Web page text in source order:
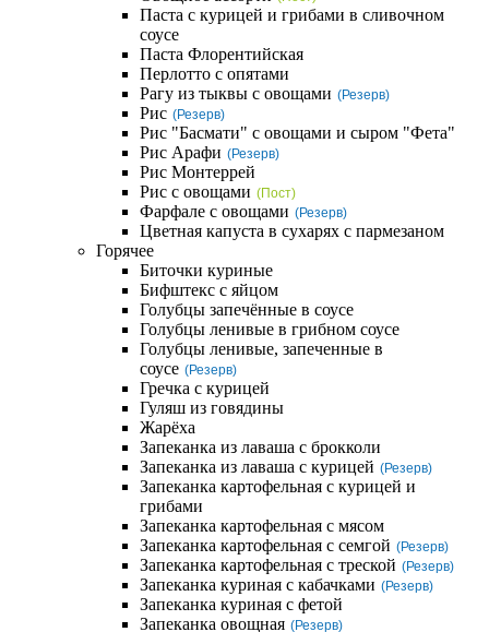
Паста с курицей и грибами в сливочном
соусе
Паста Флорентийская
Перлотто с опятами
Рагу из тыквы с овощами (Резерв)
Рис (Резерв)
Рис "Басмати" с овощами и сыром "Фета"
Рис Арафи (Резерв)
Рис Монтеррей
Рис с овощами (Пост)
Фарфале с овощами (Резерв)
Цветная капуста в сухарях с пармезаном
Горячее
Биточки куриные
Бифштекс с яйцом
Голубцы запечённые в соусе
Голубцы ленивые в грибном соусе
Голубцы ленивые, запеченные в
соусе (Резерв)
Гречка с курицей
Гуляш из говядины
Жарёха
Запеканка из лаваша с брокколи
Запеканка из лаваша с курицей (Резерв)
Запеканка картофельная с курицей и
грибами
Запеканка картофельная с мясом
Запеканка картофельная с семгой (Резерв)
Запеканка картофельная с треской (Резерв)
Запеканка куриная с кабачками (Резерв)
Запеканка куриная с фетой
Запеканка овощная (Резерв)